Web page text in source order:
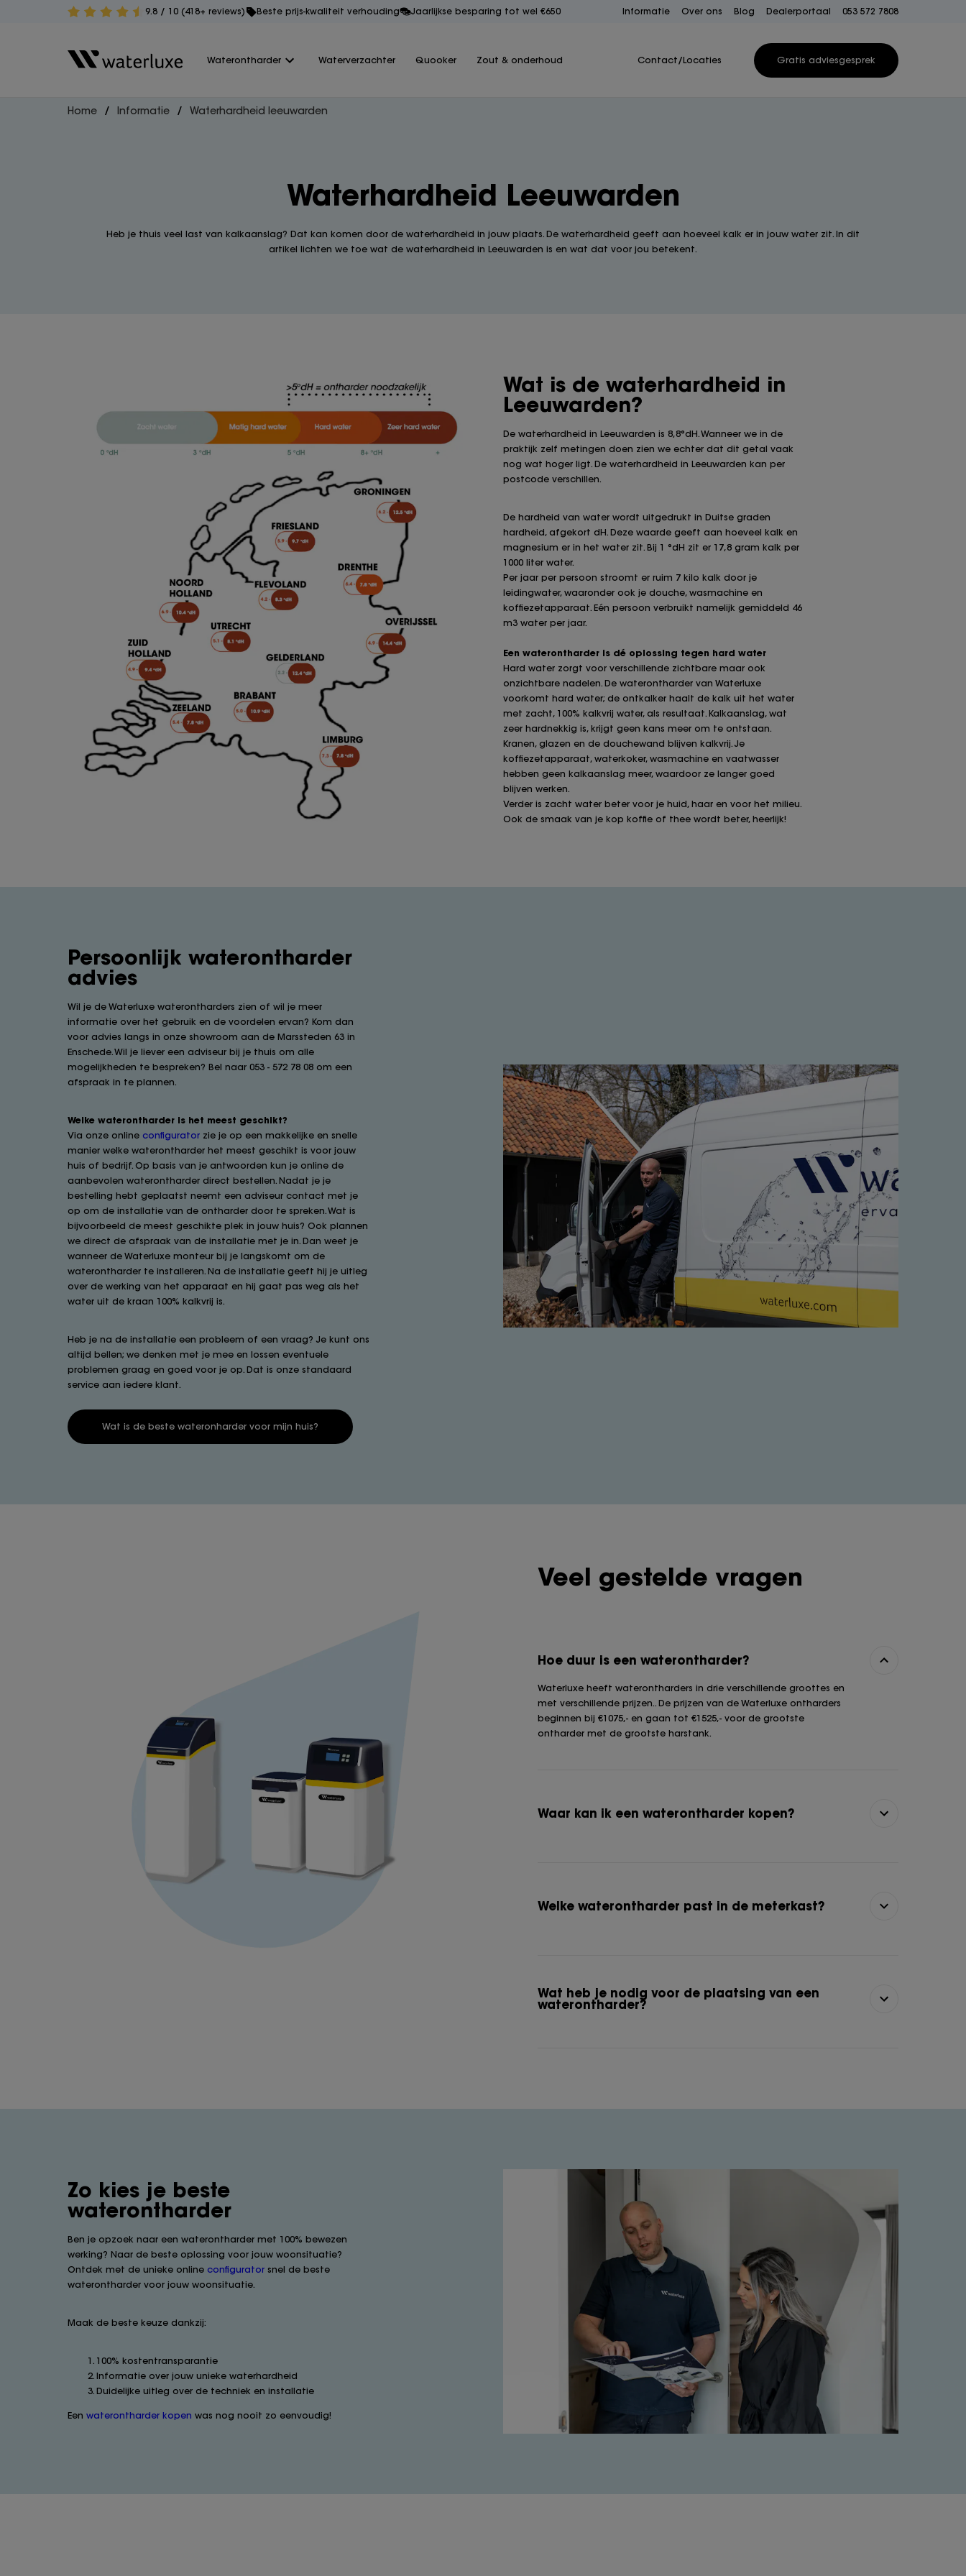
9.8 / 10 (418+ reviews) Beste prijs-kwaliteit verhouding Jaarlijkse besparing tot wel €650 Informatie Over ons Blog Dealerportaal 053 572 7808
Waterontharder Waterverzachter Quooker Zout & onderhoud Contact/Locaties Gratis adviesgesprek
Home Informatie Waterhardheid leeuwarden
Waterhardheid Leeuwarden
Heb je thuis veel last van kalkaanslag? Dat kan komen door de waterhardheid in jouw plaats. De waterhardheid geeft aan hoeveel kalk er in jouw water zit. In dit
artikel lichten we toe wat de waterhardheid in Leeuwarden is en wat dat voor jou betekent.
Wat is de waterhardheid in
Leeuwarden?
De waterhardheid in Leeuwarden is 8,8°dH. Wanneer we in de
praktijk zelf metingen doen zien we echter dat dit getal vaak
nog wat hoger ligt. De waterhardheid in Leeuwarden kan per
postcode verschillen.
De hardheid van water wordt uitgedrukt in Duitse graden
hardheid, afgekort dH. Deze waarde geeft aan hoeveel kalk en
magnesium er in het water zit. Bij 1 °dH zit er 17,8 gram kalk per
1000 liter water.
Per jaar per persoon stroomt er ruim 7 kilo kalk door je
leidingwater, waaronder ook je douche, wasmachine en
koffiezetapparaat. Eén persoon verbruikt namelijk gemiddeld 46
m3 water per jaar.
Een waterontharder is dé oplossing tegen hard water
Hard water zorgt voor verschillende zichtbare maar ook
onzichtbare nadelen. De waterontharder van Waterluxe
voorkomt hard water; de ontkalker haalt de kalk uit het water
met zacht, 100% kalkvrij water, als resultaat. Kalkaanslag, wat
zeer hardnekkig is, krijgt geen kans meer om te ontstaan.
Kranen, glazen en de douchewand blijven kalkvrij. Je
koffiezetapparaat, waterkoker, wasmachine en vaatwasser
hebben geen kalkaanslag meer, waardoor ze langer goed
blijven werken.
Verder is zacht water beter voor je huid, haar en voor het milieu.
Ook de smaak van je kop koffie of thee wordt beter, heerlijk!
Persoonlijk waterontharder
advies
Wil je de Waterluxe waterontharders zien of wil je meer
informatie over het gebruik en de voordelen ervan? Kom dan
voor advies langs in onze showroom aan de Marssteden 63 in
Enschede. Wil je liever een adviseur bij je thuis om alle
mogelijkheden te bespreken? Bel naar 053 - 572 78 08 om een
afspraak in te plannen.
Welke waterontharder is het meest geschikt?
Via onze onlineconfigurator zie je op een makkelijke en snelle
manier welke waterontharder het meest geschikt is voor jouw
huis of bedrijf. Op basis van je antwoorden kun je online de
aanbevolen waterontharder direct bestellen. Nadat je je
bestelling hebt geplaatst neemt een adviseur contact met je
op om de installatie van de ontharder door te spreken. Wat is
bijvoorbeeld de meest geschikte plek in jouw huis? Ook plannen
we direct de afspraak van de installatie met je in. Dan weet je
wanneer de Waterluxe monteur bij je langskomt om de
waterontharder te installeren. Na de installatie geeft hij je uitleg
over de werking van het apparaat en hij gaat pas weg als het
water uit de kraan 100% kalkvrij is.
Heb je na de installatie een probleem of een vraag? Je kunt ons
altijd bellen; we denken met je mee en lossen eventuele
problemen graag en goed voor je op. Dat is onze standaard
service aan iedere klant.
Wat is de beste wateronharder voor mijn huis?
Veel gestelde vragen
Hoe duur is een waterontharder?
Waterluxe heeft waterontharders in drie verschillende groottes en
met verschillende prijzen.. De prijzen van de Waterluxe ontharders
beginnen bij €1075,- en gaan tot €1525,- voor de grootste
ontharder met de grootste harstank.
Waar kan ik een waterontharder kopen?
Welke waterontharder past in de meterkast?
Wat heb je nodig voor de plaatsing van een
waterontharder?
Zo kies je beste
waterontharder
Ben je opzoek naar een waterontharder met 100% bewezen
werking? Naar de beste oplossing voor jouw woonsituatie?
Ontdek met de unieke onlineconfigurator snel de beste
waterontharder voor jouw woonsituatie.
Maak de beste keuze dankzij:
100% kostentransparantie
Informatie over jouw unieke waterhardheid
Duidelijke uitleg over de techniek en installatie
Eenwaterontharder kopen was nog nooit zo eenvoudig!